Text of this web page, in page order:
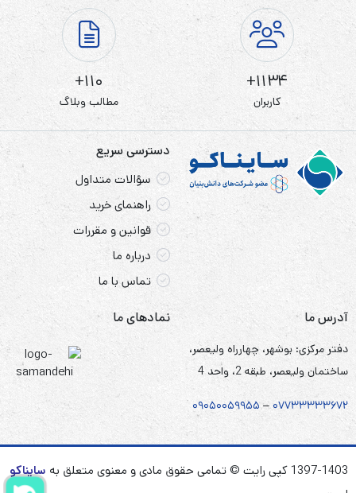
1134+
کاربران
110+
مطالب وبلاگ
دسترسی سریع
سؤالات متداول
راهنمای خرید
قوانین و مقررات
درباره ما
تماس با ما
آدرس ما
دفتر مرکزی: بوشهر، چهارراه ولیعصر،
ساختمان ولیعصر، طبقه 2، واحد 4
۰۷۷۳۳۳۳۳۶۷۲ – ۰۹۰۵۰۰۵۹۹۵۵
نمادهای ما
1397-1403 کپی رایت © تمامی حقوق مادی و معنوی متعلق به
سایناکو